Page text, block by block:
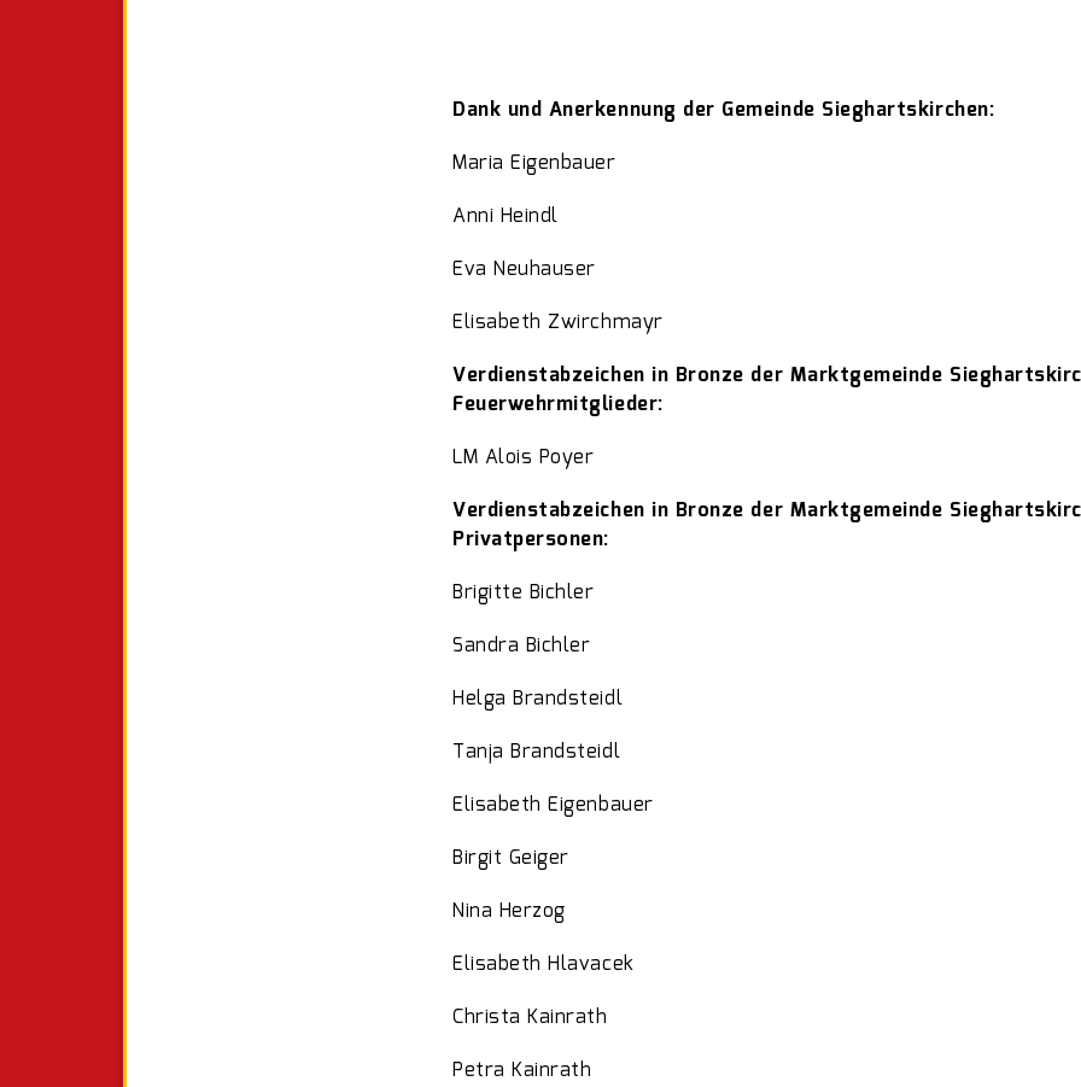
Dank und Anerkennung der Gemeinde Sieghartskirchen:
Maria Eigenbauer
Anni Heindl
Eva Neuhauser
Elisabeth Zwirchmayr
Verdienstabzeichen in Bronze der Marktgemeinde
Feuerwehrmitglieder:
LM Alois Poyer
Verdienstabzeichen in Bronze der Marktgemeinde
Privatpersonen:
Brigitte Bichler
Sandra Bichler
Helga Brandsteidl
Tanja Brandsteidl
Elisabeth Eigenbauer
Birgit Geiger
Nina Herzog
Elisabeth Hlavacek
Christa Kainrath
Petra Kainrath